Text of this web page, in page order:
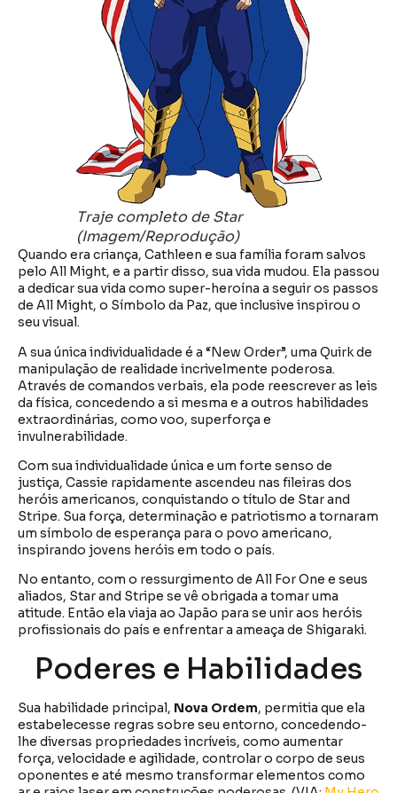
Traje completo de Star
(Imagem/Reprodução)
Quando era criança, Cathleen e sua família foram salvos
pelo All Might, e a partir disso, sua vida mudou. Ela passou
a dedicar sua vida como super-heroína a seguir os passos
de All Might, o Símbolo da Paz, que inclusive inspirou o
seu visual.
A sua única individualidade é a “New Order”, uma Quirk de
manipulação de realidade incrivelmente poderosa.
Através de comandos verbais, ela pode reescrever as leis
da física, concedendo a si mesma e a outros habilidades
extraordinárias, como voo, superforça e
invulnerabilidade.
Com sua individualidade única e um forte senso de
justiça, Cassie rapidamente ascendeu nas fileiras dos
heróis americanos, conquistando o título de Star and
Stripe. Sua força, determinação e patriotismo a tornaram
um símbolo de esperança para o povo americano,
inspirando jovens heróis em todo o país.
No entanto, com o ressurgimento de All For One e seus
aliados, Star and Stripe se vê obrigada a tomar uma
atitude. Então ela viaja ao Japão para se unir aos heróis
profissionais do país e enfrentar a ameaça de Shigaraki.
Poderes e Habilidades
Sua habilidade principal, Nova Ordem, permitia que ela
estabelecesse regras sobre seu entorno, concedendo-
lhe diversas propriedades incríveis, como aumentar
força, velocidade e agilidade, controlar o corpo de seus
oponentes e até mesmo transformar elementos como